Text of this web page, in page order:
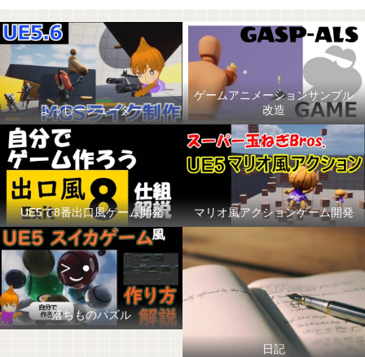
よっしーシューター
ゲームアニメーションサンプル
改造
UE5で8番出口風ゲーム開発 マリオ風アクションゲーム開発
落ちものパズル
日記